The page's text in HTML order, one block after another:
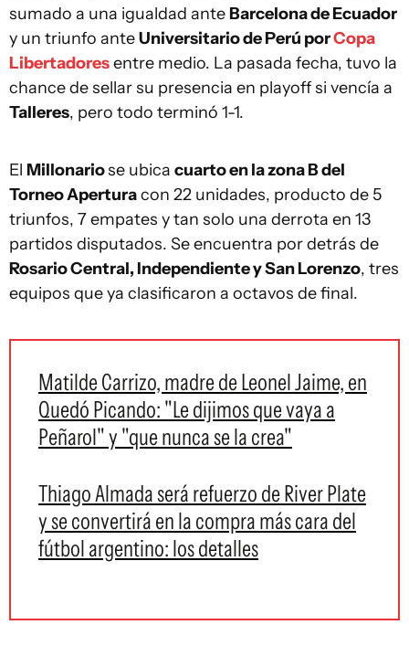
sumado a una igualdad ante Barcelona de Ecuador
y un triunfo anteUniversitario de Perú porCopa
Libertadoresentre medio. La pasada fecha, tuvo la
chance de sellar su presencia en playoff si vencía a
Talleres, pero todo terminó 1-1.
El Millonariose ubica cuarto en la zona B del
Torneo Aperturacon 22 unidades, producto de 5
triunfos, 7 empates y tan solo una derrota en 13
partidos disputados. Se encuentra por detrás de
Rosario Central, Independiente y San Lorenzo, tres
equipos que ya clasificaron a octavos de final.
Matilde Carrizo, madre de Leonel Jaime, en
Quedó Picando: "Le dijimos que vaya a
Peñarol" y "que nunca se la crea"
Thiago Almada será refuerzo de River Plate
y se convertirá en la compra más cara del
fútbol argentino: los detalles